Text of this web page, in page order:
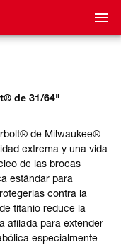
de 31/64"
de Milwaukee®
extrema y una vida
de las brocas
estándar para
contra la
titanio reduce la
afilada para extender
especialmente